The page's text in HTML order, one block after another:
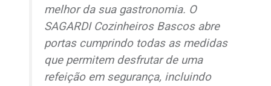
melhor da sua gastronomia. O
SAGARDI Cozinheiros Bascos abre
portas cumprindo todas as medidas
que permitem desfrutar de uma
refeição em segurança, incluindo